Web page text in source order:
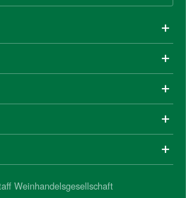
Weinhandelsgesellschaft